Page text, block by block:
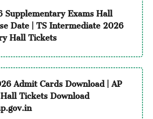
Exams Hall
Date | TS Intermediate 2026
Hall Tickets
Admit Cards Download | AP
Tickets Download